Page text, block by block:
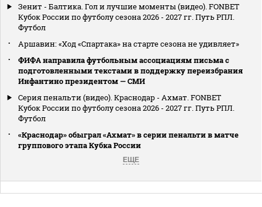
Зенит - Балтика. Гол и лучшие моменты (видео). FONBET
Кубок России по футболу сезона 2026 - 2027 гг. Путь РПЛ.
Футбол
Аршавин: «Ход «Спартака» на старте сезона не удивляет»
ФИФА направила футбольным ассоциациям письма с
подготовленными текстами в поддержку переизбрания
Инфантино президентом — СМИ
Серия пенальти (видео). Краснодар - Ахмат. FONBET
Кубок России по футболу сезона 2026 - 2027 гг. Путь РПЛ.
Футбол
«Краснодар» обыграл «Ахмат» в серии пенальти в матче
группового этапа Кубка России
ЕЩЕ